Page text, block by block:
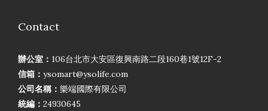
Contact
辦公室： 106台北市大安區復興南路二段160巷1號12F-2
信箱： ysomart@ysolife.com
公司名稱： 樂端國際有限公司
統編： 24930645